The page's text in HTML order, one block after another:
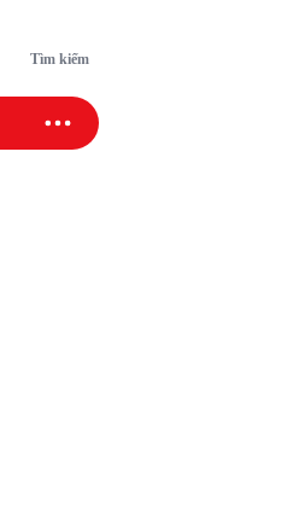
Tìm kiếm
SAO SPORT